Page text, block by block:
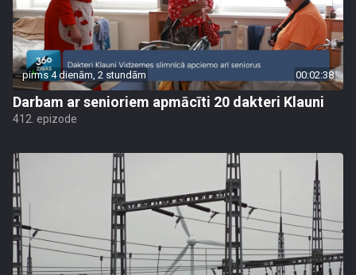
pirms 4 dienām, 2 stundām 00:02:38
Darbam ar senioriem apmācīti 20 dakteri Klauni
412. epizode